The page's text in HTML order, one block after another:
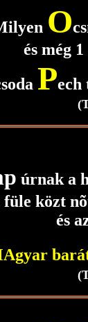
O
és még
Pech
úrnak a
közt
és